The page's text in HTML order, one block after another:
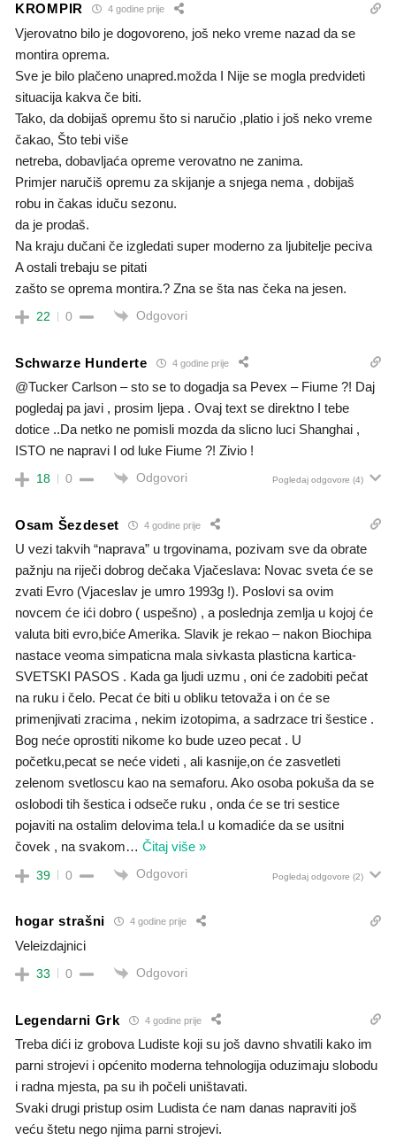
KROMPIR 4 godine prije
Vjerovatno bilo je dogovoreno, još neko vreme nazad da se
montira oprema.
Sve je bilo plačeno unapred.možda I Nije se mogla predvideti
situacija kakva če biti.
Tako, da dobijaš opremu što si naručio ,platio i još neko vreme
čakao, Što tebi više
netreba, dobavljaća opreme verovatno ne zanima.
Primjer naručiš opremu za skijanje a snjega nema , dobijaš
robu in čakas iduču sezonu.
da je prodaš.
Na kraju dučani če izgledati super moderno za ljubitelje peciva
A ostali trebaju se pitati
zašto se oprema montira.? Zna se šta nas čeka na jesen.
22 0 Odgovori
Schwarze Hunderte 4 godine prije
@Tucker Carlson – sto se to dogadja sa Pevex – Fiume ?! Daj
pogledaj pa javi , prosim ljepa . Ovaj text se direktno I tebe
dotice ..Da netko ne pomisli mozda da slicno luci Shanghai ,
ISTO ne napravi I od luke Fiume ?! Zivio !
18 0 Odgovori Pogledaj odgovore (4)
Osam Šezdeset 4 godine prije
U vezi takvih “naprava” u trgovinama, pozivam sve da obrate
pažnju na riječi dobrog dečaka Vjačeslava: Novac sveta će se
zvati Evro (Vjaceslav je umro 1993g !). Poslovi sa ovim
novcem će ići dobro ( uspešno) , a poslednja zemlja u kojoj će
valuta biti evro,biće Amerika. Slavik je rekao – nakon Biochipa
nastace veoma simpaticna mala sivkasta plasticna kartica-
SVETSKI PASOS . Kada ga ljudi uzmu , oni će zadobiti pečat
na ruku i čelo. Pecat će biti u obliku tetovaža i on će se
primenjivati zracima , nekim izotopima, a sadrzace tri šestice .
Bog neće oprostiti nikome ko bude uzeo pecat . U
početku,pecat se neće videti , ali kasnije,on će zasvetleti
zelenom svetloscu kao na semaforu. Ako osoba pokuša da se
oslobodi tih šestica i odseče ruku , onda će se tri sestice
pojaviti na ostalim delovima tela.I u komadiće da se usitni
čovek , na svakom… Čitaj više »
39 0 Odgovori Pogledaj odgovore (2)
hogar strašni 4 godine prije
Veleizdajnici
33 0 Odgovori
Legendarni Grk 4 godine prije
Treba dići iz grobova Ludiste koji su još davno shvatili kako im
parni strojevi i općenito moderna tehnologija oduzimaju slobodu
i radna mjesta, pa su ih počeli uništavati.
Svaki drugi pristup osim Ludista će nam danas napraviti još
veću štetu nego njima parni strojevi.